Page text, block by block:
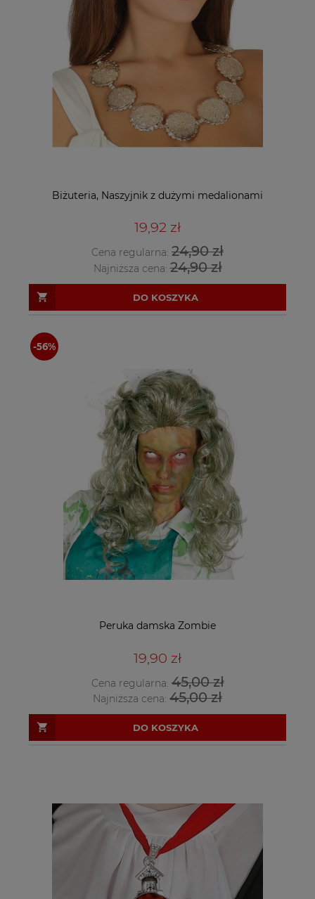
Biżuteria, Naszyjnik z dużymi medalionami
19,92 zł
Cena regularna: 24,90 zł
Najniższa cena:24,90 zł
DO KOSZYKA
Peruka damska Zombie
19,90 zł
Cena regularna:45,00 zł
Najniższa cena: 45,00 zł
DO KOSZYKA